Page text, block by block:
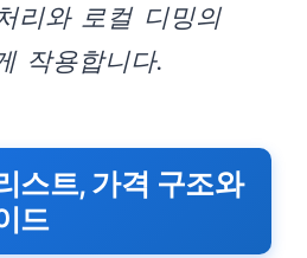
리와 로컬 디밍의
작용합니다.
스트, 가격 구조와
드